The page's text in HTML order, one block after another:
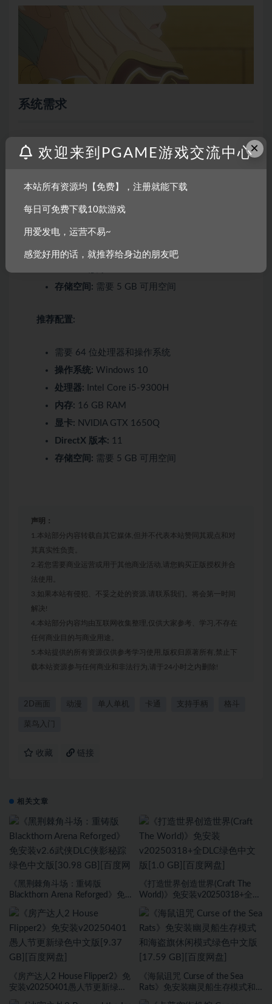
系统需求
最低配置:
需要 64 位处理器和操作系统
处理器: Intel Core i5-6400
内存:8 GB RAM
显卡:Intel HD Graphics HD530
存储空间: 需要 5 GB 可用空间
推荐配置:
需要 64 位处理器和操作系统
操作系统: Windows 10
处理器: Intel Core i5-9300H
内存: 16 GB RAM
显卡: NVIDIA GTX 1650Q
DirectX 版本: 11
存储空间: 需要 5 GB 可用空间
声明：
1.本站部分内容转载自其它媒体,但并不代表本站赞同其观点和对
其真实性负责。
2.若您需要商业运营或用于其他商业活动,请您购买正版授权并合
法使用。
3.如果本站有侵犯、不妥之处的资源,请联系我们。将会第一时间
解决!
4.本站部分内容均由互联网收集整理,仅供大家参考、学习,不存在
任何商业目的与商业用途。
5.本站提供的所有资源仅供参考学习使用,版权归原著所有,禁止下
载本站资源参与任何商业和非法行为,请于24小时之内删除!
2D画面 动漫 单人单机 卡通 支持手柄 格斗
菜鸟入门
收藏 链接
相关文章
《黑荆棘角斗场：重铸版
Blackthorn Arena Reforged》免
文版[30.98 GB][百度网盘]
《打造世界创造世界(Craft The
World)》免安装v20250318+全
盘]
《房产达人2 House Flipper2》免
安装v20250401愚人节更新绿色
《海鼠诅咒 Curse of the Sea
Rats》免安装幽灵船生存模式和
×
欢迎来到PGAME游戏交流中心
本站所有资源均【免费】，注册就能下载
每日可免费下载10款游戏
用爱发电，运营不易~
感觉好用的话，就推荐给身边的朋友吧